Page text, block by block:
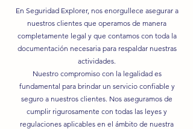
En Seguridad Explorer, nos enorgullece asegurar a
nuestros clientes que operamos de manera
completamente legal y que contamos con toda la
documentación necesaria para respaldar nuestras
actividades.
Nuestro compromiso con la legalidad es
fundamental para brindar un servicio confiable y
seguro a nuestros clientes. Nos aseguramos de
cumplir rigurosamente con todas las leyes y
regulaciones aplicables en el ámbito de nuestra